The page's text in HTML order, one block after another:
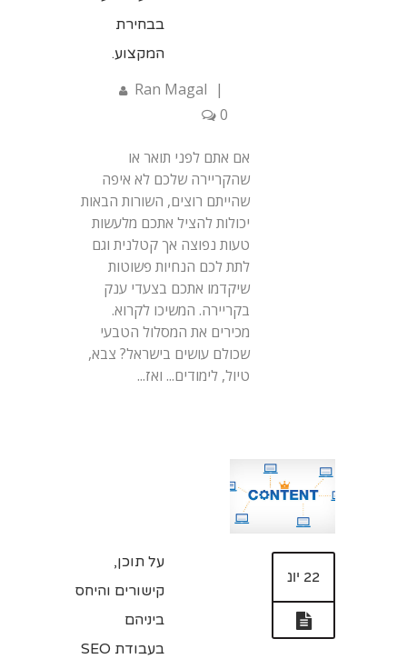
בבחירת
המקצוע.
Ran Magal |
0
אם אתם לפני תואר או
שהקריירה שלכם לא איפה
שהייתם רוצים, השורות הבאות
יכולות להציל אתכם מלעשות
טעות נפוצה אך קטלנית וגם
לתת לכם הנחיות פשוטות
שיקדמו אתכם בצעדי ענק
בקריירה. המשיכו לקרוא.
מכירים את המסלול הטבעי
שכולם עושים בישראל? צבא,
טיול, לימודים... ואז...
22 יונ
על תוכן,
קישורים והיחס
ביניהם
בעבודת SEO